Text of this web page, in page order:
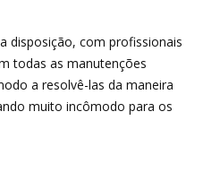
disposição, com profissionais
todas as manutenções
a resolvê-las da maneira
muito incômodo para os